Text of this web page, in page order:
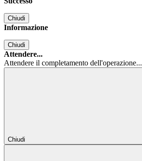
Chiudi
Informazione
Chiudi
Attendere...
Attendere il completamento dell'operazione...
Chiudi